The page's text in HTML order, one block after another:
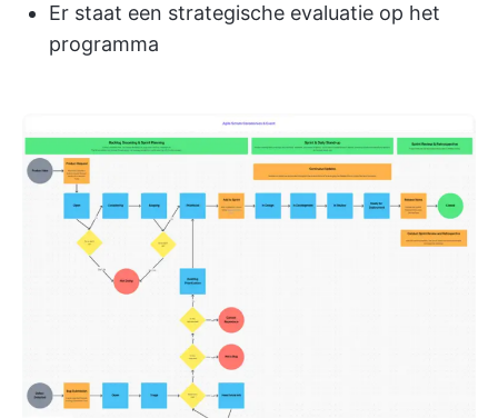
Er staat een strategische evaluatie op het
programma